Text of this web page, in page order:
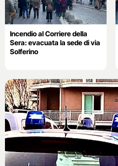
Incendio al Corriere della
Sera: evacuata la sede di via
Solferino